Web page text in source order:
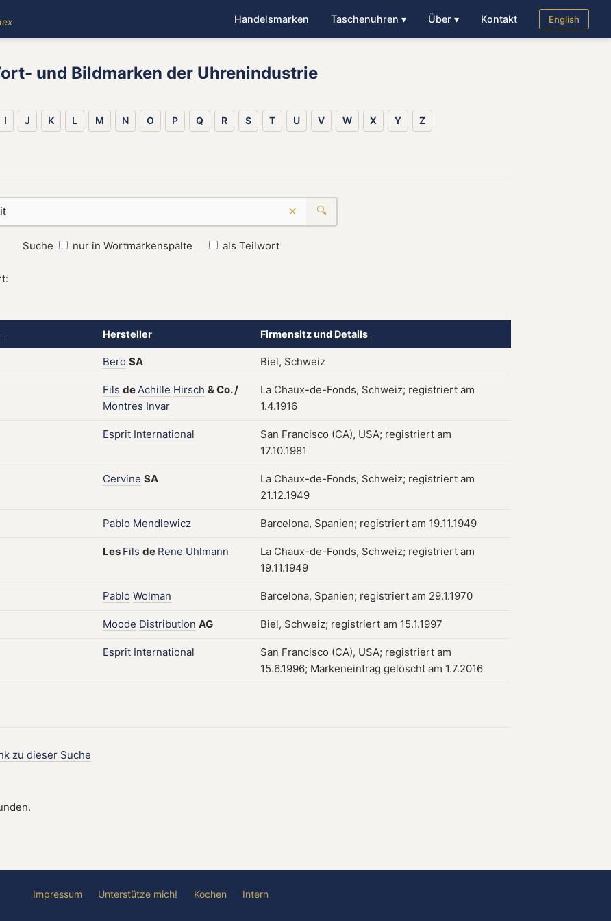
Handelsmarken Taschenuhren ▾ Über ▾ Kontakt English
und Bildmarken der Uhrenindustrie
I J K L M N O P Q R S T U V W X Y Z
× 🔍
Suche nur in Wortmarkenspalte als Teilwort
Hersteller Firmensitz und Details
Bero SA Biel, Schweiz
Fils deAchille Hirsch &Co./
Montres Invar
La Chaux-de-Fonds, Schweiz; registriert am
1.4.1916
Esprit International
San Francisco (CA), USA; registriert am
17.10.1981
Cervine SA
La Chaux-de-Fonds, Schweiz; registriert am
21.12.1949
Pablo Mendlewicz Barcelona, Spanien; registriert am 19.11.1949
Les Fils de Rene Uhlmann
La Chaux-de-Fonds, Schweiz; registriert am
19.11.1949
Pablo Wolman Barcelona, Spanien; registriert am 29.1.1970
Moode Distribution AG Biel, Schweiz; registriert am 15.1.1997
Esprit International
San Francisco (CA), USA; registriert am
15.6.1996; Markeneintrag gelöscht am 1.7.2016
zu dieser Suche
Impressum Unterstütze mich! Kochen Intern